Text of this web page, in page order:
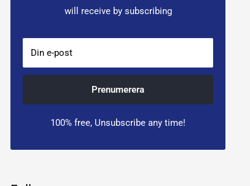
will receive by subscribing
Din e-post
Prenumerera
100% free, Unsubscribe any time!